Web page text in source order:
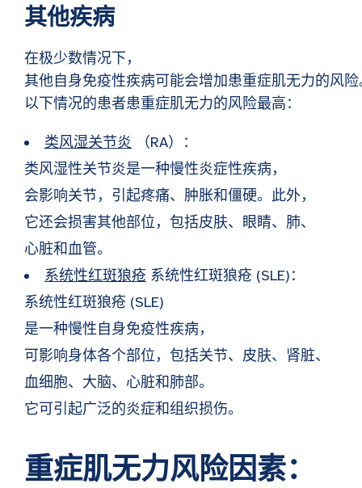
其他疾病
在极少数情况下，
其他自身免疫性疾病可能会增加患重症肌无力的风险
以下情况的患者患重症肌无力的风险最高：
类风湿关节炎 （RA）：
类风湿性关节炎是一种慢性炎症性疾病，
会影响关节，引起疼痛、肿胀和僵硬。此外，
它还会损害其他部位，包括皮肤、眼睛、肺、
心脏和血管。
系统性红斑狼疮 系统性红斑狼疮 (SLE)：
系统性红斑狼疮 (SLE)
是一种慢性自身免疫性疾病，
可影响身体各个部位，包括关节、皮肤、肾脏、
血细胞、大脑、心脏和肺部。
它可引起广泛的炎症和组织损伤。
重症肌无力风险因素：